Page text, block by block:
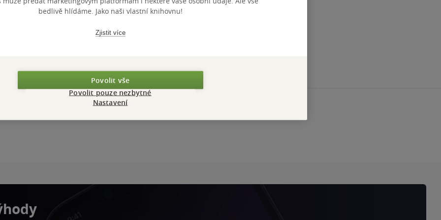
bedlivě hlídáme. Jako naši vlastní knihovnu!
Zjistit více
Povolit vše
Povolit pouze nezbytné
Nastavení